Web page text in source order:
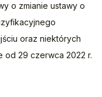
o zmianie ustawy o
oraz niektórych
od 29 czerwca 2022 r.